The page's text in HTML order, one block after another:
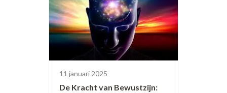
11 januari 2025
De Kracht van Bewustzijn: